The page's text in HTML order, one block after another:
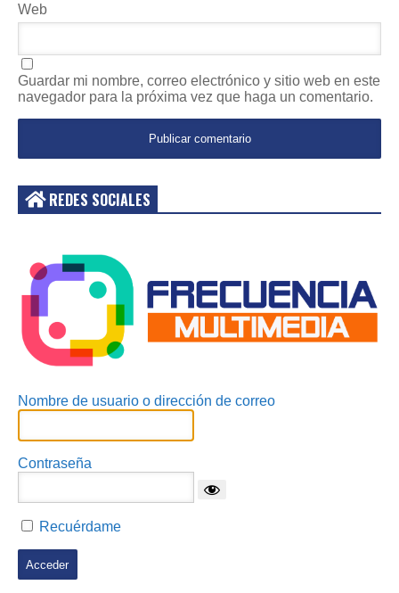
Web
Guardar mi nombre, correo electrónico y sitio web en este
navegador para la próxima vez que haga un comentario.
REDES SOCIALES
Nombre de usuario o dirección de correo
Contraseña
Recuérdame